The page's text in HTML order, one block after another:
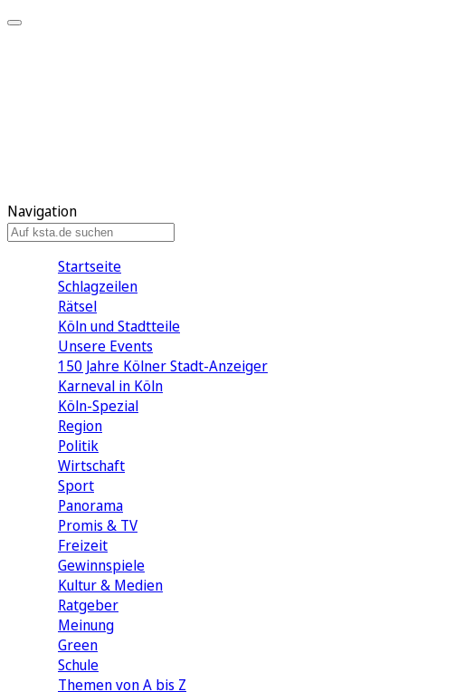
Navigation
Startseite
Schlagzeilen
Rätsel
Köln und Stadtteile
Unsere Events
150 Jahre Kölner Stadt-Anzeiger
Karneval in Köln
Köln-Spezial
Region
Politik
Wirtschaft
Sport
Panorama
Promis & TV
Freizeit
Gewinnspiele
Kultur & Medien
Ratgeber
Meinung
Green
Schule
Themen von A bis Z